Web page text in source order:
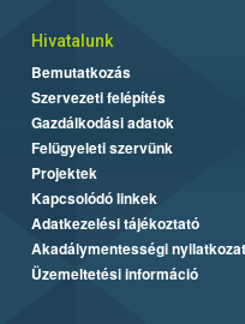
Hivatalunk
Bemutatkozás
Szervezeti felépítés
Gazdálkodási adatok
Felügyeleti szervünk
Projektek
Kapcsolódó linkek
Adatkezelési tájékoztató
Akadálymentességi nyilatkozat
Üzemeltetési információ